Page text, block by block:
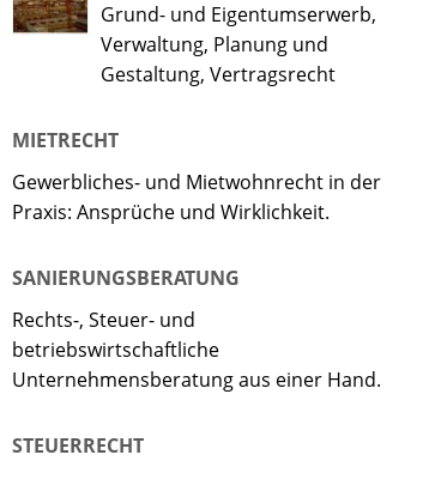
Grund- und Eigentumserwerb,
Verwaltung, Planung und
Gestaltung, Vertragsrecht
MIETRECHT
Gewerbliches- und Mietwohnrecht in der
Praxis: Ansprüche und Wirklichkeit.
SANIERUNGSBERATUNG
Rechts-, Steuer- und
betriebswirtschaftliche
Unternehmensberatung aus einer Hand.
STEUERRECHT